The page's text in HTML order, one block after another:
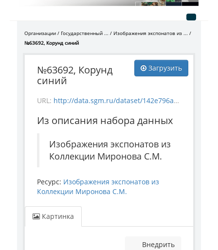
Организации Государственный ...
Изображения экспонатов из ...
№63692, Корунд синий
Загрузить
№63692, Корунд
синий
URL: http://data.sgm.ru/dataset/142e796a-f892-44db-b797-21e7db2cd5ea/resource/7c907871-e251-4972-955f-9d18d4e3c5ee/download/mineral_63692.jpg
Из описания набора данных
Изображения экспонатов из
Коллекции Миронова С.М.
Ресурс: Изображения экспонатов из
Коллекции Миронова С.М.
Картинка
Внедрить